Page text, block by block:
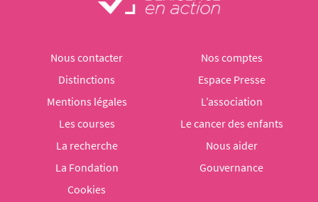
Nous contacter
Nos comptes
Distinctions
Espace Presse
Mentions légales
L’association
Les courses
Le cancer des enfants
La recherche
Nous aider
La Fondation
Gouvernance
Cookies